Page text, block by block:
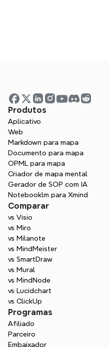
Comece o
Experimente o
Comece a
aumentar a
Produtos
Aplicativo
Web
Markdown para mapa
Documento para mapa
OPML para mapa
Criador de mapa mental
Gerador de SOP com IA
Notebooklm para Xmind
Comparar
vs Visio
vs Miro
vs Milanote
vs MindMeister
vs SmartDraw
vs Mural
vs MindNode
vs Lucidchart
vs ClickUp
Programas
Afiliado
Parceiro
Embaixador